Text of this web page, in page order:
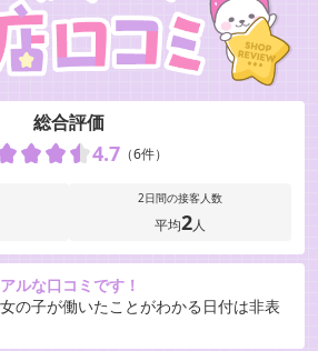
総合評価
4.7 （6件）
2日間の接客人数
平均2人
ルな口コミです！
の子が働いたことがわかる日付は非表